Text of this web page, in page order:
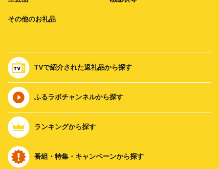
その他のお礼品
TVで紹介された返礼品から探す
ふるラボチャンネルから探す
ランキングから探す
番組・特集・キャンペーンから探す